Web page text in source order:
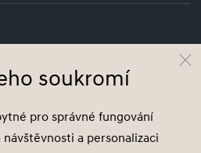
800 800 900
vložka 2153, IČ 18631932
soukromí
pro správné fungování
a personalizaci